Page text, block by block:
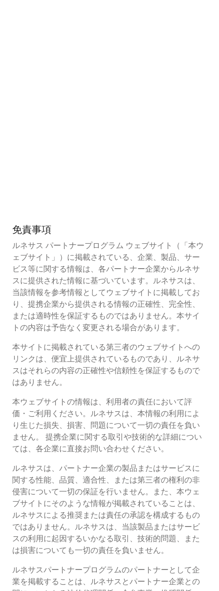
免責事項
ルネサス パートナープログラム ウェブサイト（「本ウ
ェブサイト」）に掲載されている、企業、製品、サー
ビス等に関する情報は、各パートナー企業からルネサ
スに提供された情報に基づいています。ルネサスは、
当該情報を参考情報としてウェブサイトに掲載してお
り、提携企業から提供される情報の正確性、完全性、
または適時性を保証するものではありません。本サイ
トの内容は予告なく変更される場合があります。
本サイトに掲載されている第三者のウェブサイトへの
リンクは、便宜上提供されているものであり、ルネサ
スはそれらの内容の正確性や信頼性を保証するもので
はありません。
本ウェブサイトの情報は、利用者の責任において評
価・ご利用ください。ルネサスは、本情報の利用によ
り生じた損失、損害、問題について一切の責任を負い
ません。 提携企業に関する取引や技術的な詳細につい
ては、各企業に直接お問い合わせください。
ルネサスは、パートナー企業の製品またはサービスに
関する性能、品質、適合性、または第三者の権利の非
侵害について一切の保証を行いません。また、本ウェ
ブサイトにそのような情報が掲載されていることは、
ルネサスによる推奨または責任の承認を構成するもの
ではありません。ルネサスは、当該製品またはサービ
スの利用に起因するいかなる取引、技術的問題、また
は損害についても一切の責任を負いません。
ルネサスパートナープログラムのパートナーとして企
業を掲載することは、ルネサスとパートナー企業との